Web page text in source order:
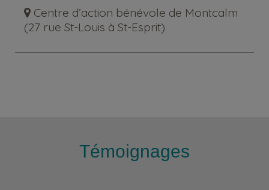
Centre d’action bénévole de Montcalm
(27 rue St-Louis à St-Esprit)
Témoignages